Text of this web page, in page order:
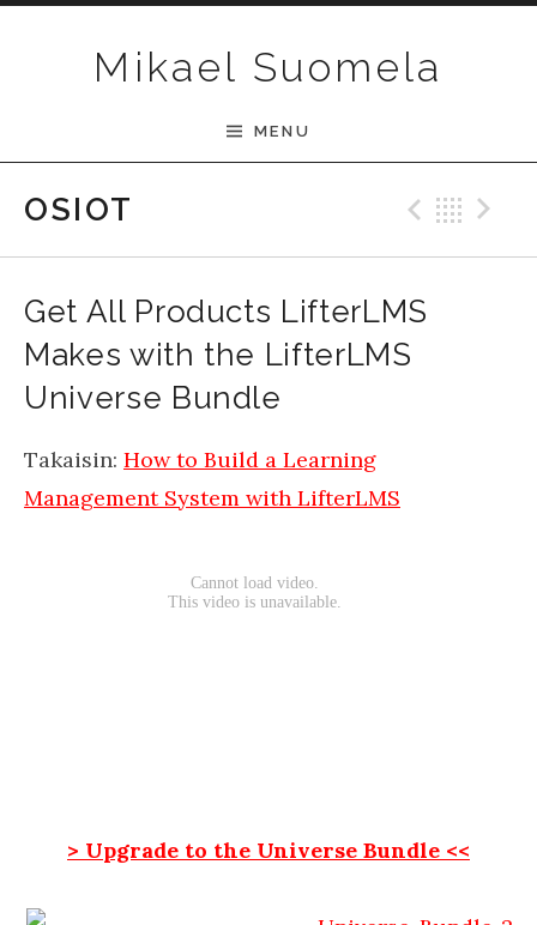
Mikael Suomela
MENU
OSIOT
Get All Products LifterLMS
Makes with the LifterLMS
Universe Bundle
Takaisin: How to Build a Learning
Management System with LifterLMS
> Upgrade to the Universe Bundle <<